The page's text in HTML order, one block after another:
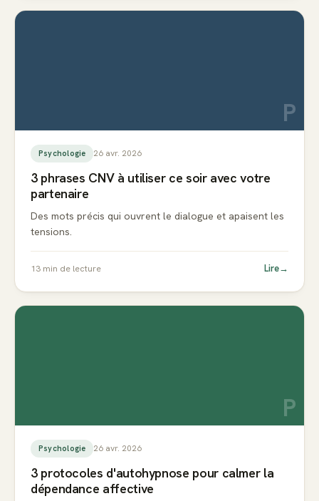
P
Psychologie 26 avr. 2026
3 phrases CNV à utiliser ce soir avec votre
partenaire
Des mots précis qui ouvrent le dialogue et apaisent les
tensions.
13 min de lecture Lire→
P
Psychologie 26 avr. 2026
3 protocoles d'autohypnose pour calmer la
dépendance affective